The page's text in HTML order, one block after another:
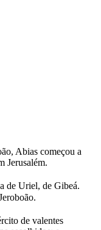
Abias começou a
Jerusalém.
de Uriel, de Gibeá.
de valentes